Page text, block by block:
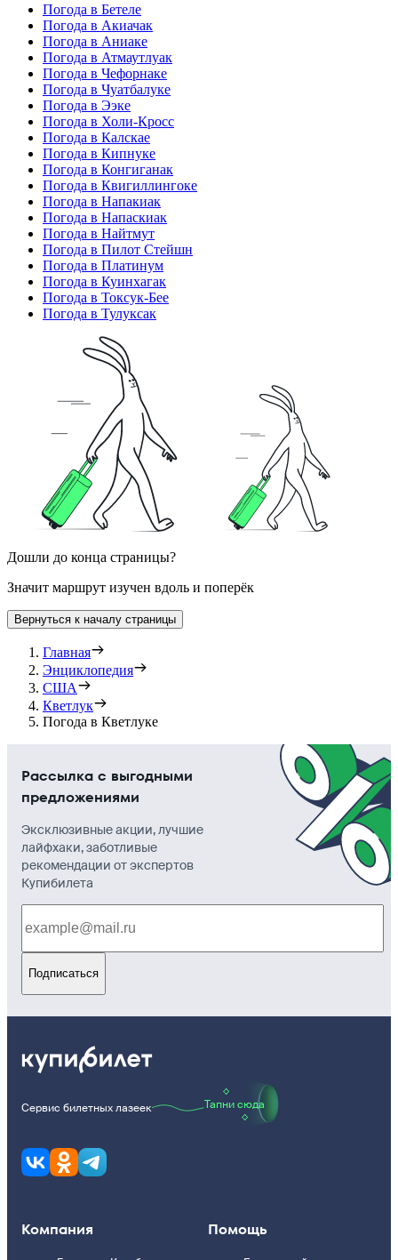
Погода в Бетеле
Погода в Акиачак
Погода в Аниаке
Погода в Атмаутлуак
Погода в Чефорнаке
Погода в Чуатбалуке
Погода в Ээке
Погода в Холи-Кросс
Погода в Калскае
Погода в Кипнуке
Погода в Конгиганак
Погода в Квигиллингоке
Погода в Напакиак
Погода в Напаскиак
Погода в Найтмут
Погода в Пилот Стейшн
Погода в Платинум
Погода в Куинхагак
Погода в Токсук-Бее
Погода в Тулуксак
Дошли до конца страницы?
Значит маршрут изучен вдоль и поперёк
Вернуться к началу страницы
Главная
Энциклопедия
США
Кветлук
Погода в Кветлуке
Рассылка с выгодными
предложениями
Эксклюзивные акции, лучшие
лайфхаки, заботливые
рекомендации от экспертов
Купибилета
Подписаться
Сервис билетных лазеек Тапни сюда
Компания Помощь